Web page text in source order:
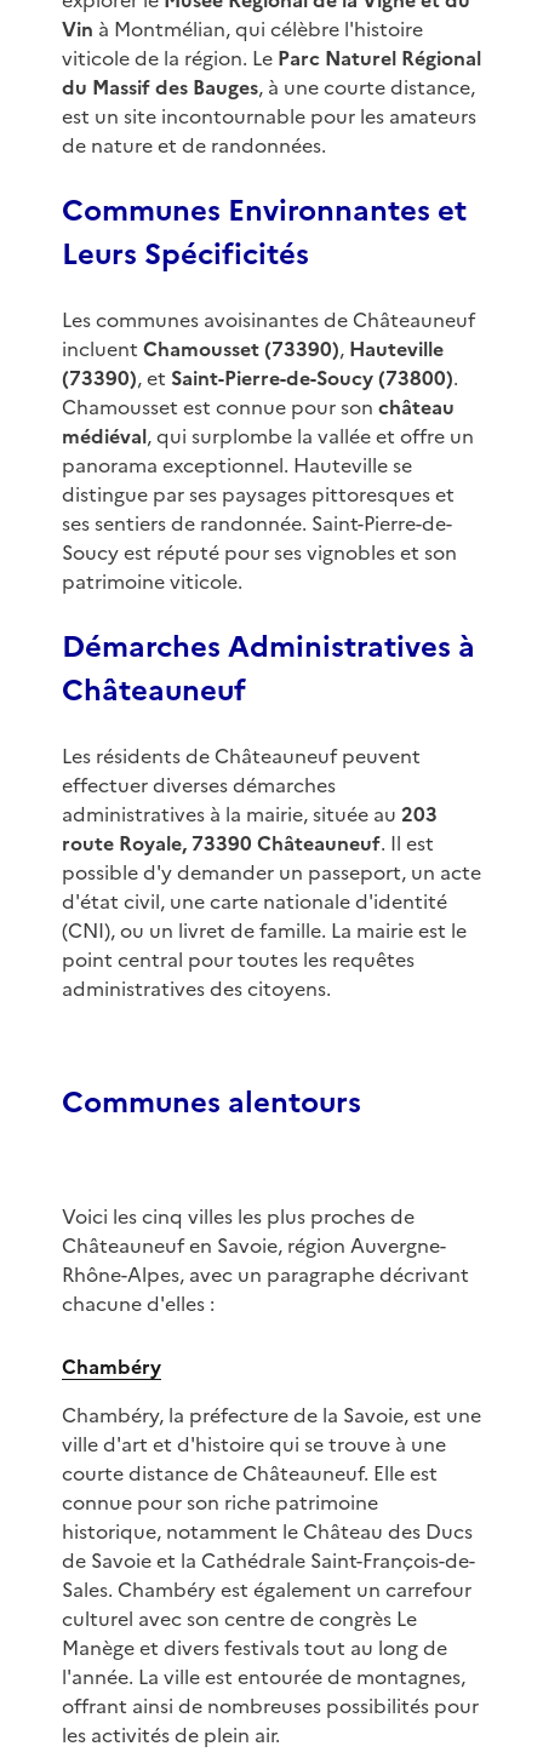
Vin à Montmélian, qui célèbre l'histoire
viticole de la région. Le Parc Naturel Régional
du Massif des Bauges, à une courte distance,
est un site incontournable pour les amateurs
de nature et de randonnées.
Communes Environnantes et
Leurs Spécificités
Les communes avoisinantes de Châteauneuf
incluent Chamousset (73390), Hauteville
(73390), et Saint-Pierre-de-Soucy (73800).
Chamousset est connue pour son château
médiéval, qui surplombe la vallée et offre un
panorama exceptionnel. Hauteville se
distingue par ses paysages pittoresques et
ses sentiers de randonnée. Saint-Pierre-de-
Soucy est réputé pour ses vignobles et son
patrimoine viticole.
Démarches Administratives à
Châteauneuf
Les résidents de Châteauneuf peuvent
effectuer diverses démarches
administratives à la mairie, située au 203
route Royale, 73390 Châteauneuf. Il est
possible d'y demander un passeport, un acte
d'état civil, une carte nationale d'identité
(CNI), ou un livret de famille. La mairie est le
point central pour toutes les requêtes
administratives des citoyens.
Communes alentours
Voici les cinq villes les plus proches de
Châteauneuf en Savoie, région Auvergne-
Rhône-Alpes, avec un paragraphe décrivant
chacune d'elles :
Chambéry
Chambéry, la préfecture de la Savoie, est une
ville d'art et d'histoire qui se trouve à une
courte distance de Châteauneuf. Elle est
connue pour son riche patrimoine
historique, notamment le Château des Ducs
de Savoie et la Cathédrale Saint-François-de-
Sales. Chambéry est également un carrefour
culturel avec son centre de congrès Le
Manège et divers festivals tout au long de
l'année. La ville est entourée de montagnes,
offrant ainsi de nombreuses possibilités pour
les activités de plein air.